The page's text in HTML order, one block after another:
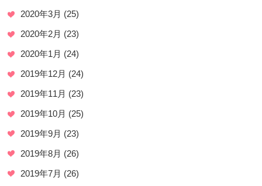
2020年3月 (25)
2020年2月 (23)
2020年1月 (24)
2019年12月 (24)
2019年11月 (23)
2019年10月 (25)
2019年9月 (23)
2019年8月 (26)
2019年7月 (26)